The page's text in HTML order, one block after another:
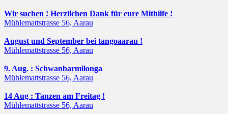
Wir suchen ! Herzlichen Dank für eure Mithilfe !
Mühlemattstrasse 56, Aarau
August und September bei tangoaarau !
Mühlemattstrasse 56, Aarau
9. Aug. : Schwanbarmilonga
Mühlemattstrasse 56, Aarau
14 Aug : Tanzen am Freitag !
Mühlemattstrasse 56, Aarau